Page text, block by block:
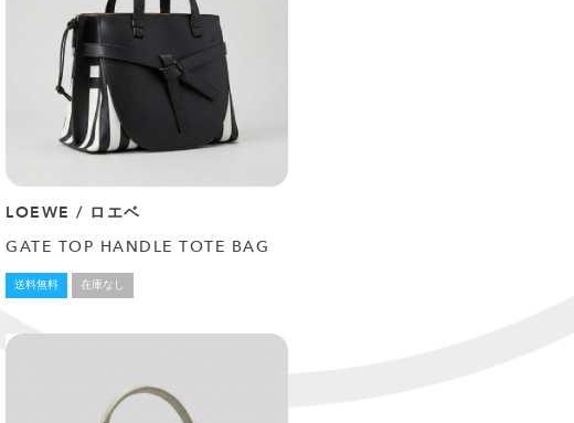
LOEWE / ロエベ
GATE TOP HANDLE TOTE BAG
送料無料 在庫なし